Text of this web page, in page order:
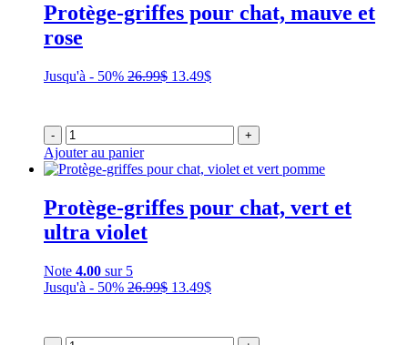
Protège-griffes pour chat, mauve et
rose
Jusqu'à - 50% 26.99$ Le
était :
26.99$.
13.49$Le
est :
13.49$.
- +
Ajouter au panier
Protège-griffes pour chat, vert et
ultra violet
Note 4.00 sur 5
Jusqu'à - 50% 26.99$ Le
était :
13.49$Le
est :